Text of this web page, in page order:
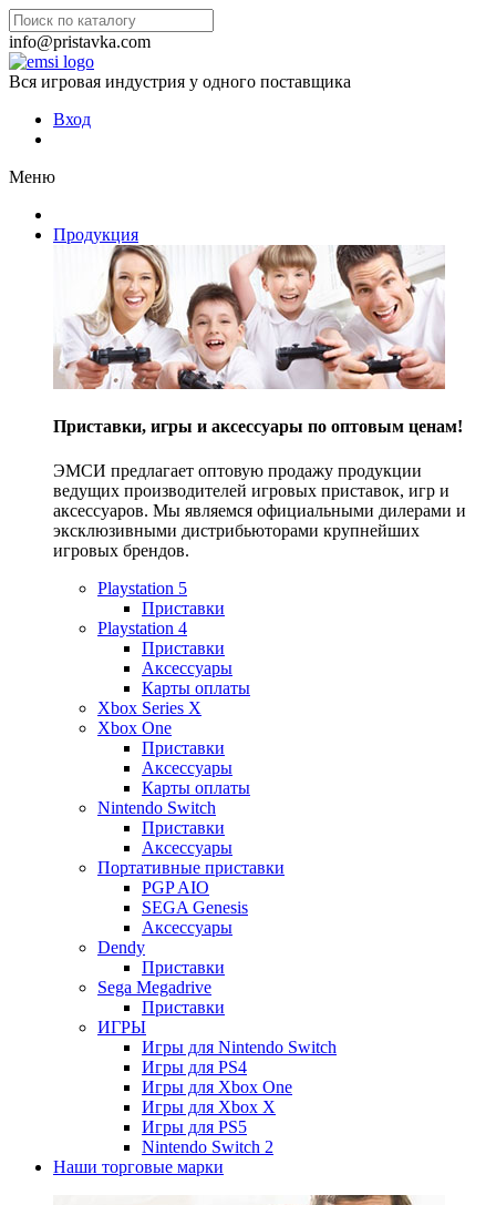
info@pristavka.com
Вся игровая индустрия у одного поставщика
Вход
Меню
Продукция
Приставки, игры и аксессуары по оптовым ценам!
ЭМСИ предлагает оптовую продажу продукции
ведущих производителей игровых приставок, игр и
аксессуаров. Мы являемся официальными дилерами и
эксклюзивными дистрибьюторами крупнейших
игровых брендов.
Playstation 5
Приставки
Playstation 4
Приставки
Аксессуары
Карты оплаты
Xbox Series X
Xbox One
Приставки
Аксессуары
Карты оплаты
Nintendo Switch
Приставки
Аксессуары
Портативные приставки
PGP AIO
SEGA Genesis
Аксессуары
Dendy
Приставки
Sega Megadrive
Приставки
ИГРЫ
Игры для Nintendo Switch
Игры для PS4
Игры для Xbox One
Игры для Xbox X
Игры для PS5
Nintendo Switch 2
Наши торговые марки